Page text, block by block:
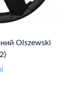
Olszewski